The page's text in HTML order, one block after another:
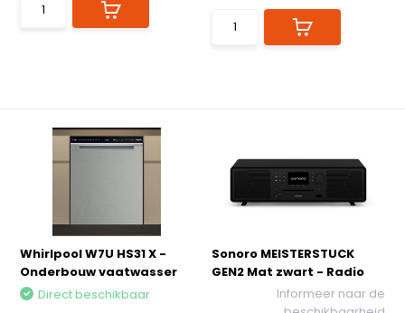
Whirlpool W7U HS31 X -
Onderbouw vaatwasser
Direct beschikbaar
Sonoro MEISTERSTUCK
GEN2 Mat zwart - Radio
Informeer naar de